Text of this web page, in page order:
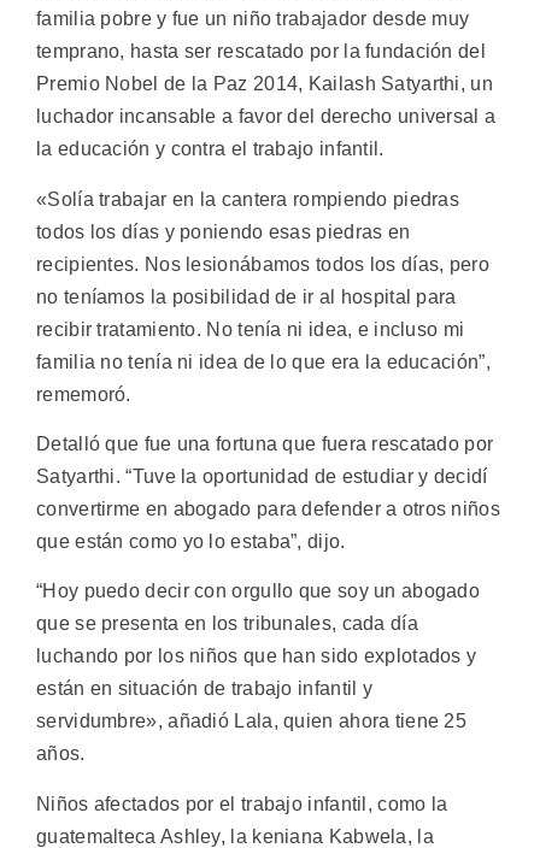
familia pobre y fue un niño trabajador desde muy
temprano, hasta ser rescatado por la fundación del
Premio Nobel de la Paz 2014, Kailash Satyarthi, un
luchador incansable a favor del derecho universal a
la educación y contra el trabajo infantil.
«Solía trabajar en la cantera rompiendo piedras
todos los días y poniendo esas piedras en
recipientes. Nos lesionábamos todos los días, pero
no teníamos la posibilidad de ir al hospital para
recibir tratamiento. No tenía ni idea, e incluso mi
familia no tenía ni idea de lo que era la educación”,
rememoró.
Detalló que fue una fortuna que fuera rescatado por
Satyarthi. “Tuve la oportunidad de estudiar y decidí
convertirme en abogado para defender a otros niños
que están como yo lo estaba”, dijo.
“Hoy puedo decir con orgullo que soy un abogado
que se presenta en los tribunales, cada día
luchando por los niños que han sido explotados y
están en situación de trabajo infantil y
servidumbre», añadió Lala, quien ahora tiene 25
años.
Niños afectados por el trabajo infantil, como la
guatemalteca Ashley, la keniana Kabwela, la